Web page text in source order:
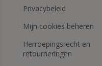
Privacybeleid
Mijn cookies beheren
Herroepingsrecht en
retourneringen